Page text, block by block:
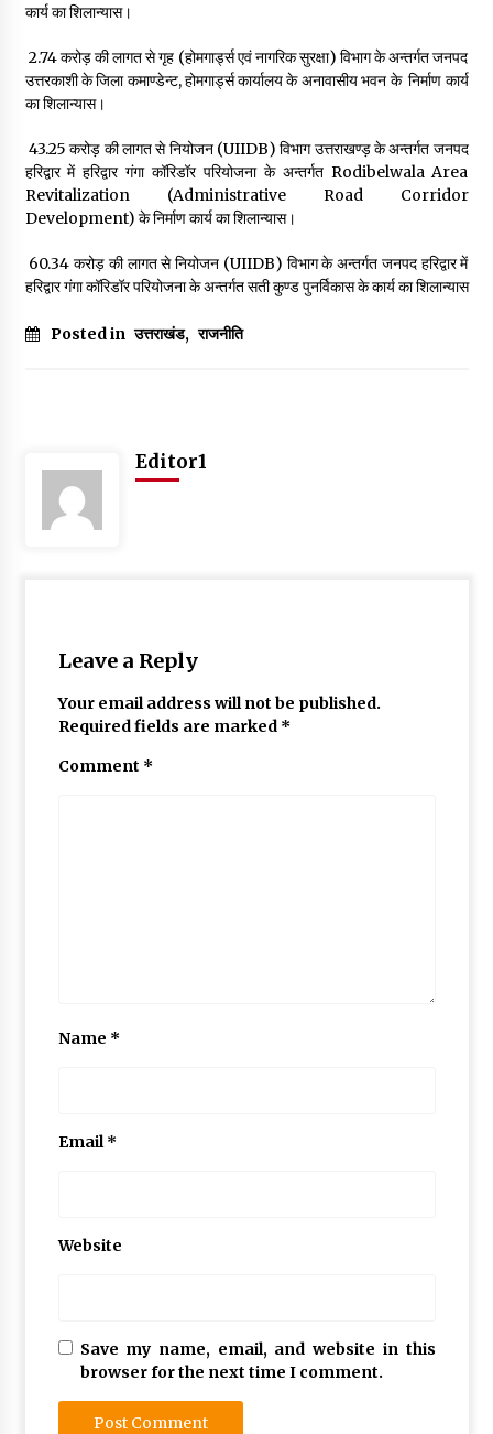
कार्य का शिलान्यास।
₹ 2.74 करोड़ की लागत से गृह (होमगार्ड्स एवं नागरिक सुरक्षा) विभाग के अन्तर्गत जनपद
उत्तरकाशी के जिला कमाण्डेन्ट, होमगार्ड्स कार्यालय के अनावासीय भवन के निर्माण कार्य
का शिलान्यास।
₹ 43.25 करोड़ की लागत से नियोजन (UIIDB) विभाग उत्तराखण्ड़ के अन्तर्गत जनपद
हरिद्वार में हरिद्वार गंगा कॉरिडॉर परियोजना के अन्तर्गत Rodibelwala Area
Revitalization (Administrative Road Corridor
Development) के निर्माण कार्य का शिलान्यास।
₹ 60.34 करोड़ की लागत से नियोजन (UIIDB) विभाग के अन्तर्गत जनपद हरिद्वार में
हरिद्वार गंगा कॉरिडॉर परियोजना के अन्तर्गत सती कुण्ड पुनर्विकास के कार्य का शिलान्यास
Posted in उत्तराखंड, राजनीति
Editor1
Leave a Reply
Your email address will not be published.
Required fields are marked *
Comment *
Name *
Email*
Website
Save my name, email, and website in this
browser for the next time I comment.